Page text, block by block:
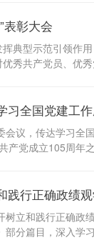
党建思想，是当
，不断开创以
表彰大会
典型示范引领作
秀共产党员、优
创协会高质量发
主责主业，用
习全国党建工
议，传达学习全
产党成立105周年
会议强调，学
确把握“十四个
践行正确政绩
立和践行正确政
分篇目，深入学